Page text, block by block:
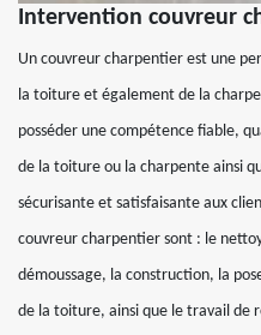
Intervention couvreur
Un couvreur charpentier est une
la toiture et également de la
posséder une compétence fiable,
de la toiture ou la charpente ainsi
sécurisante et satisfaisante aux
couvreur charpentier sont : le
démoussage, la construction, la
de la toiture, ainsi que le travail de